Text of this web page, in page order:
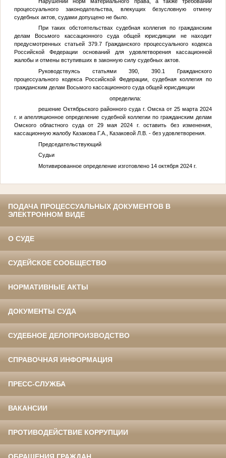
процессуального законодательства, влекущих безусловную отмену
судебных актов, судами допущено не было.
При таких обстоятельствах судебная коллегия по гражданским
делам Восьмого кассационного суда общей юрисдикции не находит
предусмотренных статьей 379.7 Гражданского процессуального кодекса
Российской Федерации оснований для удовлетворения кассационной
жалобы и отмены вступивших в законную силу судебных актов.
Руководствуясь статьями 390, 390.1 Гражданского
процессуального кодекса Российской Федерации, судебная коллегия по
гражданским делам Восьмого кассационного суда общей юрисдикции
определила:
решение Октябрьского районного суда г. Омска от 25 марта 2024
г. и апелляционное определение судебной коллегии по гражданским делам
Омского областного суда от 29 мая 2024 г. оставить без изменения,
кассационную жалобу Казакова Г.А., Казаковой Л.В. - без удовлетворения.
Председательствующий
Судьи
Мотивированное определение изготовлено 14 октября 2024 г.
ПОДАЧА ПРОЦЕССУАЛЬНЫХ ДОКУМЕНТОВ В
ЭЛЕКТРОННОМ ВИДЕ
О СУДЕ
СУДЕЙСКОЕ СООБЩЕСТВО
НОРМАТИВНЫЕ АКТЫ
ДОКУМЕНТЫ СУДА
СУДЕБНОЕ ДЕЛОПРОИЗВОДСТВО
СПРАВОЧНАЯ ИНФОРМАЦИЯ
ПРЕСС-СЛУЖБА
ВАКАНСИИ
ПРОТИВОДЕЙСТВИЕ КОРРУПЦИИ